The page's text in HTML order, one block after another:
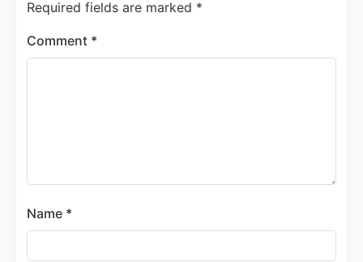
Required fields are marked *
Comment *
Name *